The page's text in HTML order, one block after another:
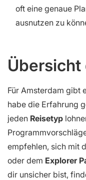
oft eine genaue
ausnutzen zu
Übersicht
Für Amsterdam gibt
habe die Erfahrung
jeden Reisetyp
empfehlen, sich mit
oder dem Explorer
dir unsicher bist,